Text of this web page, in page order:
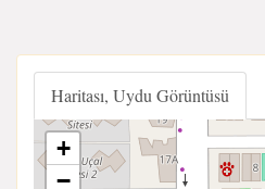
Haritası, Uydu Görüntüsü
+
−